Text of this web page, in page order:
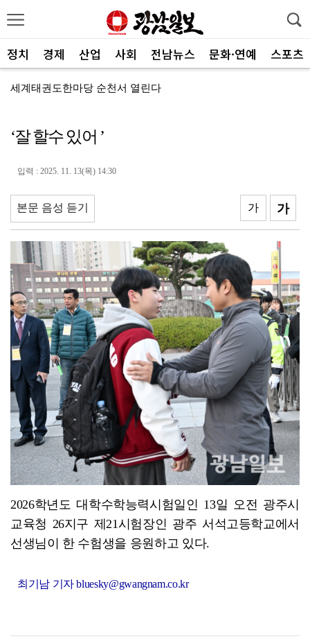
정치 경제 산업 사회 전남뉴스 문화·연예 스포츠
세계태권도한마당 순천서 열린다
전남도체육회, 유소년 스포츠 인재 육성 박차
무안오승우미술관, 자연과 빛이 어우러진 기획전 개최
현대차 ‘디 올 뉴 아반떼’, 계약 첫날 1만대 돌파
[속보]전남광주특별시 초대 시민추천 부시장에 백승주·윤...
코스피, 차익실현 매물에 6300선 약세
전남광주특별시, ‘빛고을 김장대전’ 김치납품업체 전남권...
‘잘 할수 있어 ’
입력 : 2025. 11. 13(목) 14:30
본문 음성 듣기 가
가
2026학년도 대학수학능력시험일인 13일 오전 광주시
교육청 26지구 제21시험장인 광주 서석고등학교에서
선생님이 한 수험생을 응원하고 있다.
최기남 기자 bluesky@gwangnam.co.kr